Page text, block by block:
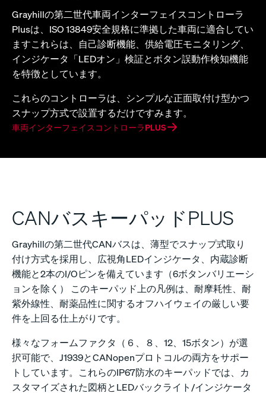
Grayhillの第二世代車両インターフェイスコントローラ
Plusは、ISO 13849安全規格に準拠した車両に適合してい
ますこれらは、自己診断機能、供給電圧モニタリング、
インジケータ「LEDオン」検証とボタン誤動作検知機能
を特徴としています。
これらのコントローラは、シンプルな正面取付け型かつ
スナップ方式で設置するだけですみます。
車両インターフェイスコントローラPLUS
CANバスキーパッドPLUS
Grayhillの第二世代CANバスは、薄型でスナップ式取り
付け方式を採用し、広視角LEDインジケータ、内蔵診断
機能と2本のI/Oピンを備えています（6ボタンバリエーシ
ョンを除く） このキーパッド上の凡例は、耐摩耗性、耐
紫外線性、耐薬品性に関するオフハイウェイの厳しい要
件を上回る仕上がりです。
様々なフォームファクタ（６、８、12、15ボタン）が選
択可能で、J1939とCANopenプロトコルの両方をサポー
トしています。これらのIP67防水のキーパッドでは、カ
スタマイズされた図柄とLEDバックライト/インジケータ